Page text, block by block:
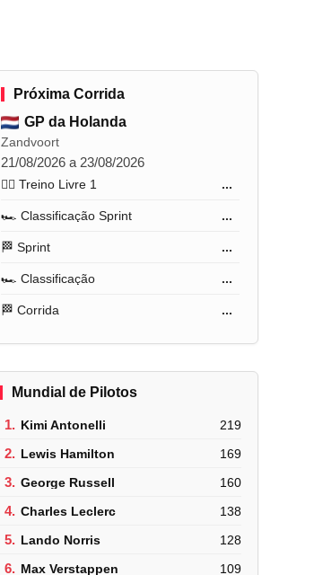
Próxima Corrida
GP da Holanda
Zandvoort
21/08/2026 a 23/08/2026
🏋️‍♂️ Treino Livre 1 ...
🏎️ Classificação Sprint ...
🏁 Sprint ...
🏎️ Classificação ...
🏁 Corrida ...
Mundial de Pilotos
1. Kimi Antonelli 219
2. Lewis Hamilton 169
3. George Russell 160
4. Charles Leclerc 138
5. Lando Norris 128
6. Max Verstappen 109